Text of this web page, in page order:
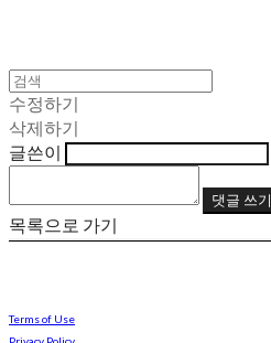
수정하기
삭제하기
글쓴이
댓글 쓰기
목록으로 가기
Terms of Use